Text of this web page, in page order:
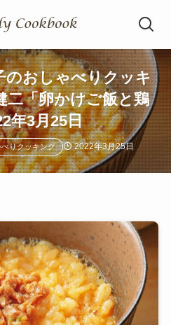
のおしゃべりクッキ
二「卵かけご飯と鶏
年3月25日
りクッキング 2022年3月25日